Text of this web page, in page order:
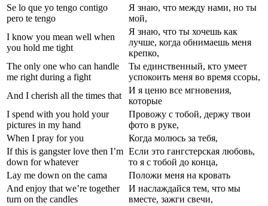
Se lo que yo tengo contigo
pero te tengo
Я знаю, что между нами, но ты
мой,
I know you mean well when
you hold me tight
Я знаю, что ты хочешь как
лучше, когда обнимаешь меня
крепко,
The only one who can handle
me right during a fight
Ты единственный, кто умеет
успокоить меня во время ссоры,
And I cherish all the times that
И я ценю все мгновения,
которые
I spend with you hold your
pictures in my hand
Провожу с тобой, держу твои
фото в руке,
When I pray for you
Когда молюсь за тебя,
If this is gangster love then I’m
down for whatever
Если это гангстерская любовь,
то я с тобой до конца,
Lay me down on the cama
Положи меня на кровать
And enjoy that we’re together
turn on the candles
И наслаждайся тем, что мы
вместе, зажги свечи,